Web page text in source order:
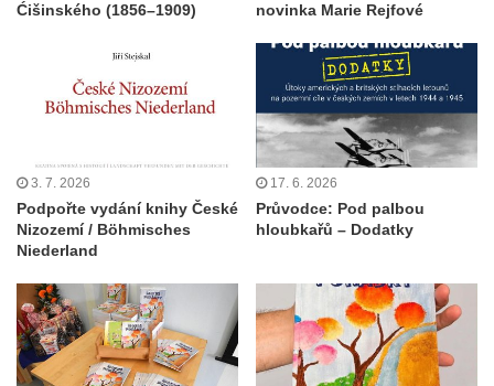
Ćišinského (1856–1909)
novinka Marie Rejfové
3. 7. 2026
Podpořte vydání knihy České
Nizozemí / Böhmisches
Niederland
17. 6. 2026
Průvodce: Pod palbou
hloubkařů – Dodatky